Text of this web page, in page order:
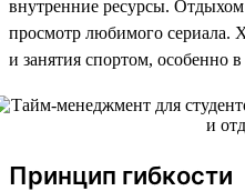
внутренние ресурсы.
просмотр любимого сериала.
и занятия спортом, особенно
Принцип гибкости